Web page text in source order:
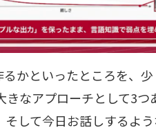
るかといったところを、
きなアプローチとして3つ
そして今日お話しするよ